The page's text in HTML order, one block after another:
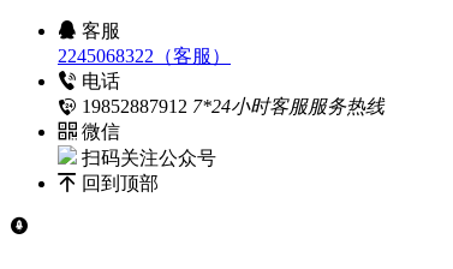
客服
2245068322（客服）
电话
19852887912 7*24小时客服服务热线
微信
扫码关注公众号
回到顶部